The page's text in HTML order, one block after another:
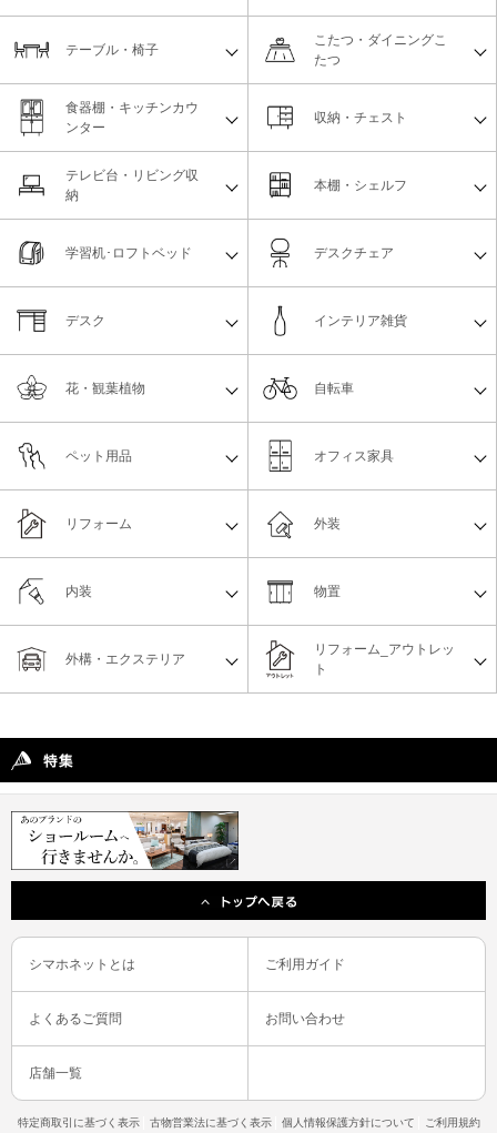
テーブル・椅子
こたつ・ダイニングこ
たつ
食器棚・キッチンカウ
ンター
収納・チェスト
テレビ台・リビング収
納
本棚・シェルフ
学習机･ロフトベッド デスクチェア
デスク インテリア雑貨
花・観葉植物 自転車
ペット用品 オフィス家具
リフォーム
リフォーム_アウトレッ
ト
物置
外構・エクステリア
外装
内装
シマホネットとは ご利用ガイド
よくあるご質問 お問い合わせ
店舗一覧
特定商取引に基づく表示 古物営業法に基づく表示 個人情報保護方針について ご利用規約